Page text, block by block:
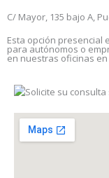
C/ Mayor, 135 bajo A,
Esta opción presencial
para autónomos o
en nuestras oficinas